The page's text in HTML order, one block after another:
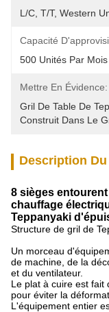
L/C, T/T, Western
Capacité
500 Unités Par Mois
Mettre En Évidence:
Gril De Table De
Construit Dans Le
Description
8 sièges
chauffage
Teppanyaki
Structure de gril de
Un morceau
de machine, de la
et du ventilateur.
Le plat à cuire est fait
pour éviter la
L'équipement entier